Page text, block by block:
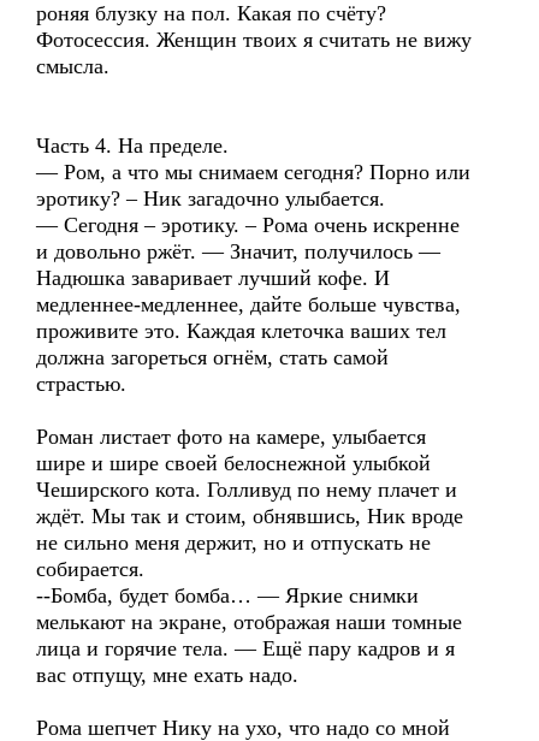
роняя блузку на пол. Какая по счёту?
Фотосессия. Женщин твоих я считать не вижу
смысла.
Часть 4. На пределе.
— Ром, а что мы снимаем сегодня? Порно или
эротику? – Ник загадочно улыбается.
— Сегодня – эротику. – Рома очень искренне
и довольно ржёт. — Значит, получилось —
Надюшка заваривает лучший кофе. И
медленнее-медленнее, дайте больше чувства,
проживите это. Каждая клеточка ваших тел
должна загореться огнём, стать самой
страстью.
Роман листает фото на камере, улыбается
шире и шире своей белоснежной улыбкой
Чеширского кота. Голливуд по нему плачет и
ждёт. Мы так и стоим, обнявшись, Ник вроде
не сильно меня держит, но и отпускать не
собирается.
--Бомба, будет бомба… — Яркие снимки
мелькают на экране, отображая наши томные
лица и горячие тела. — Ещё пару кадров и я
вас отпущу, мне ехать надо.
Рома шепчет Нику на ухо, что надо со мной